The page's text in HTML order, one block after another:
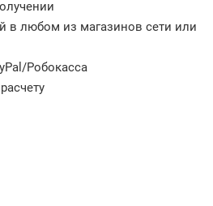
в любом из магазинов сети или
Робокасса